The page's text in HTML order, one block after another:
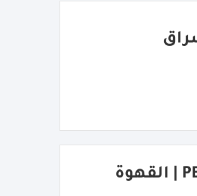
PERFECT COFFEE | القهوة